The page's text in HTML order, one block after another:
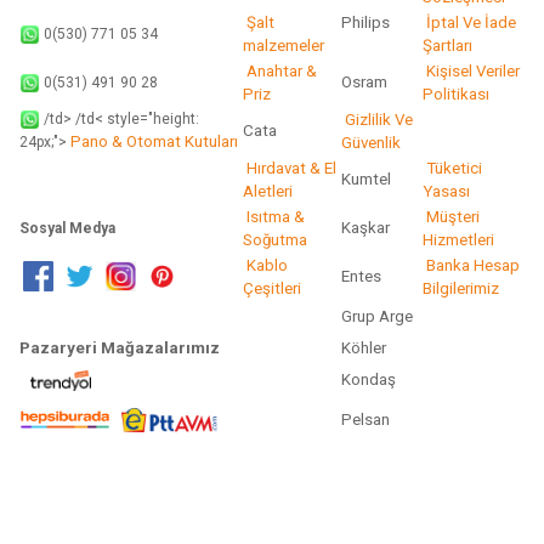
0(530) 771 05 34
Şalt
malzemeler
Philips
İptal Ve İade
Şartları
0(531) 491 90 28
Anahtar &
Priz
Osram
Kişisel Veriler
Politikası
/td> /td< style="height:
24px;"> Pano & Otomat Kutuları
Cata
Gizlilik Ve
Güvenlik
Hırdavat & El
Aletleri
Kumtel
Tüketici
Yasası
Sosyal Medya
Isıtma &
Soğutma
Kaşkar
Müşteri
Hizmetleri
Kablo
Çeşitleri
Entes
Banka Hesap
Bilgilerimiz
Grup Arge
Pazaryeri Mağazalarımız
Köhler
Kondaş
Pelsan